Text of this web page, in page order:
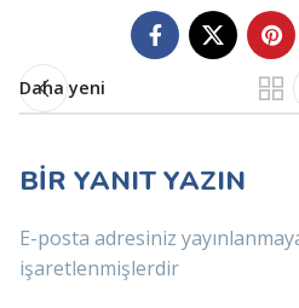
Daha yeni
BIR YANIT YAZIN
E-posta adresiniz
işaretlenmişlerdir